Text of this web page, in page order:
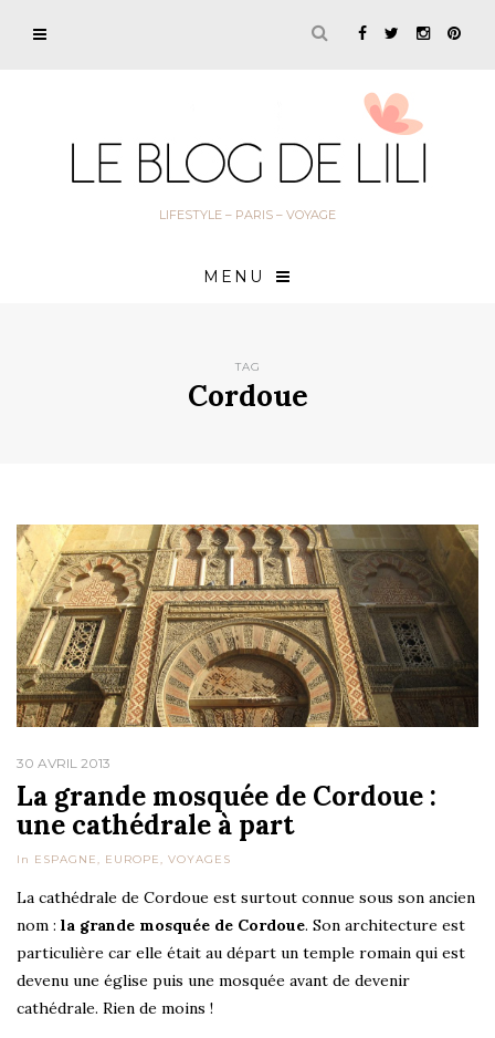
LIFESTYLE – PARIS – VOYAGE
MENU
TAG
Cordoue
30 AVRIL 2013
La grande mosquée de Cordoue :
une cathédrale à part
In ESPAGNE, EUROPE, VOYAGES
La cathédrale de Cordoue est surtout connue sous son ancien
nom : la grande mosquée de Cordoue. Son architecture est
particulière car elle était au départ un temple romain qui est
devenu une église puis une mosquée avant de devenir
cathédrale. Rien de moins !